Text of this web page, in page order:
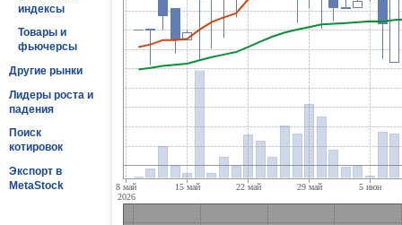
индексы
Товары и
фьючерсы
Другие рынки
Лидеры роста и
падения
Поиск
котировок
Экспорт в
MetaStock